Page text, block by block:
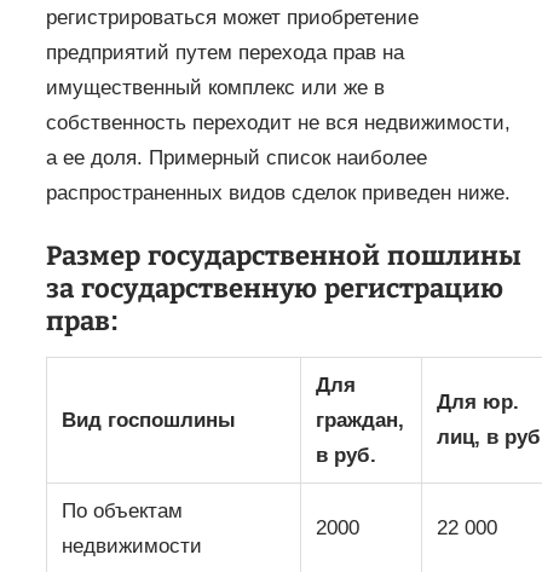
регистрироваться может приобретение
предприятий путем перехода прав на
имущественный комплекс или же в
собственность переходит не вся недвижимости,
а ее доля. Примерный список наиболее
распространенных видов сделок приведен ниже.
Размер государственной пошлины
за государственную регистрацию
прав:
Вид госпошлины
Для
граждан,
в руб.
Для юр.
лиц, в
По объектам
недвижимости
2000 22 000